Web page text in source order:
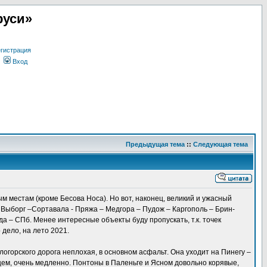
Вход
Предыдущая тема :: Следующая тема
местам (кроме Бесова Носа). Но вот, наконец, великий и ужасный
–Сортавала - Пряжа – Медгора – Пудож – Каргополь – Брин-
– СПб. Менее интересные объекты буду пропускать, т.к. точек
дело, на лето 2021.
дорога неплохая, в основном асфальт. Она уходит на Пинегу –
очень медленно. Понтоны в Паленьге и Ясном довольно корявые,